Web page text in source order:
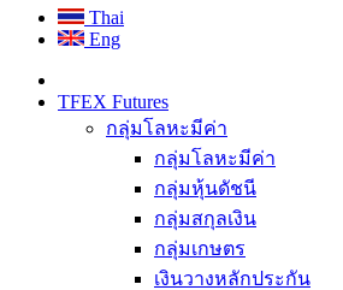
Thai
Eng
TFEX Futures
กลุ่มโลหะมีค่า
กลุ่มโลหะมีค่า
กลุ่มหุ้นดัชนี
กลุ่มสกุลเงิน
กลุ่มเกษตร
เงินวางหลักประกัน